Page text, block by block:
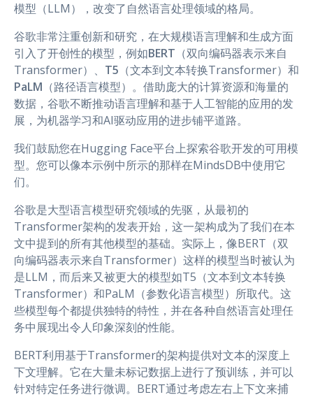
模型（LLM），改变了自然语言处理领域的格局。
谷歌非常注重创新和研究，在大规模语言理解和生成方面
引入了开创性的模型，例如BERT （双向编码器表示来自
Transformer）、 T5 （文本到文本转换Transformer）和
PaLM （路径语言模型）。借助庞大的计算资源和海量的
数据，谷歌不断推动语言理解和基于人工智能的应用的发
展，为机器学习和AI驱动应用的进步铺平道路。
我们鼓励您在Hugging Face平台上探索谷歌开发的可用模
型。您可以像本示例中所示的那样在MindsDB中使用它
们。
谷歌是大型语言模型研究领域的先驱，从最初的
Transformer架构的发表开始，这一架构成为了我们在本
文中提到的所有其他模型的基础。实际上，像BERT（双
向编码器表示来自Transformer）这样的模型当时被认为
是LLM，而后来又被更大的模型如T5（文本到文本转换
Transformer）和PaLM（参数化语言模型）所取代。这
些模型每个都提供独特的特性，并在各种自然语言处理任
务中展现出令人印象深刻的性能。
BERT利用基于Transformer的架构提供对文本的深度上
下文理解。它在大量未标记数据上进行了预训练，并可以
针对特定任务进行微调。BERT通过考虑左右上下文来捕